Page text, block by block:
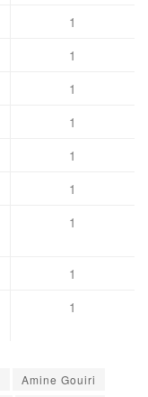
1
1
1
1
1
1
1
1
1
Amine Gouiri